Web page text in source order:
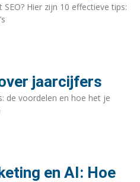
Hier zijn 10 effectieve tips:
jaarcijfers
de voordelen en hoe het je
en AI: Hoe